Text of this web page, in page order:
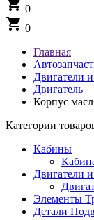
shopping_cart 0
shopping_cart 0
Главная
Двигатели
Двигатель
Корпус
Категории
Кабины
Двигатели
Элементы
Детали